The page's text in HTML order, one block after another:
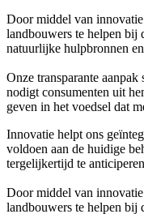
Door middel van
landbouwers te helpen bij
natuurlijke hulpbronnen
Onze transparante
nodigt consumenten uit
geven in het voedsel dat
Innovatie helpt ons
voldoen aan de huidige
tergelijkertijd te
Door middel van
landbouwers te helpen bij